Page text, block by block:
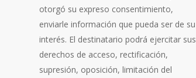
otorgó su expreso consentimiento,
enviarle información que pueda ser de su
interés. El destinatario podrá ejercitar sus
derechos de acceso, rectificación,
supresión, oposición, limitación del